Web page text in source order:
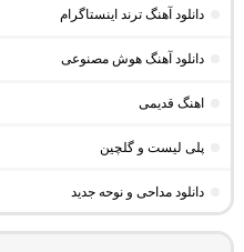
دانلود آهنگ ترند اینستاگرام
دانلود آهنگ هوش مصنوعی
اهنگ قدیمی
پلی لیست و گلچین
دانلود مداحی و نوحه جدید